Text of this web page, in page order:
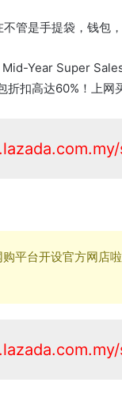
管是手提袋，钱包
Year Super
折扣高达60%！上网
平台开设官方网店